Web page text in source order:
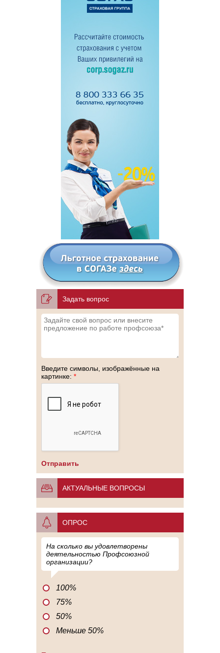
Задать вопрос
Введите символы, изображённые на
картинке: *
АКТУАЛЬНЫЕ ВОПРОСЫ
ОПРОС
На сколько вы удовлетворены
деятельностью Профсоюзной
организации?
100%
75%
50%
Меньше 50%